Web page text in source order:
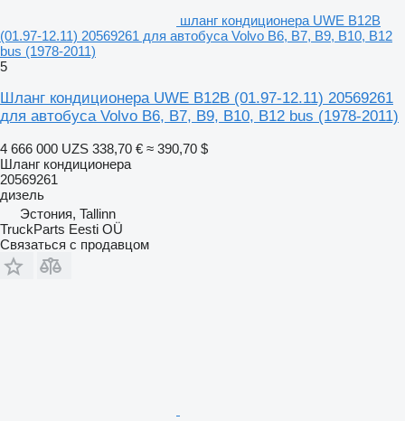
шланг кондиционера UWE B12B
(01.97-12.11) 20569261 для автобуса Volvo B6, B7, B9, B10, B12
bus (1978-2011)
5
Шланг кондиционера UWE B12B (01.97-12.11) 20569261
для автобуса Volvo B6, B7, B9, B10, B12 bus (1978-2011)
4 666 000 UZS 338,70 € ≈ 390,70 $
Шланг кондиционера
20569261
дизель
Эстония, Tallinn
TruckParts Eesti OÜ
Связаться с продавцом